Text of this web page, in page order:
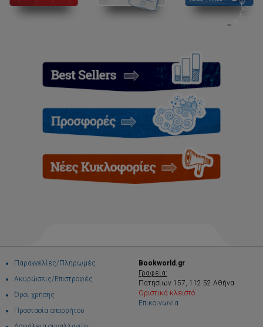
Παραγγελίες/Πληρωμές
Ακυρώσεις/Επιστροφές
Όροι χρήσης
Προστασία απορρήτου
Bookworld.gr
Γραφεία:
Πατησίων 157, 112 52 Αθήνα
Οριστικά κλειστό
Επικοινωνία